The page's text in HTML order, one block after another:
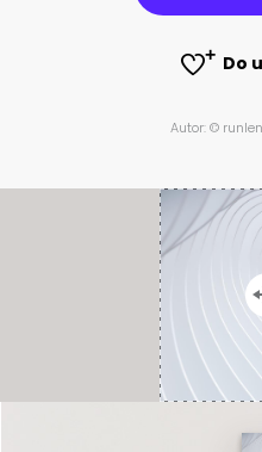
Do
Autor: ©